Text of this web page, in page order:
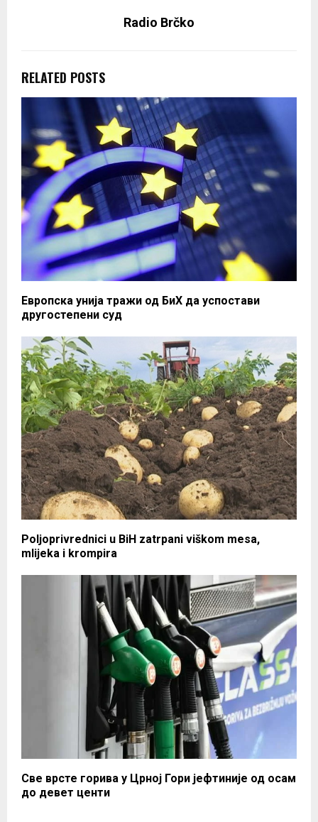
Radio Brčko
RELATED POSTS
Европска унија тражи од БиХ да успостави
другостепени суд
Poljoprivrednici u BiH zatrpani viškom mesa,
mlijeka i krompira
Све врсте горива у Црној Гори јефтиније од осам
до девет центи